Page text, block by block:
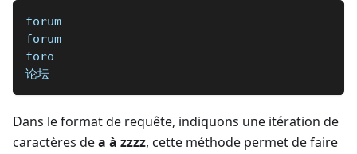
forum
forum
foro
论坛
Dans le format de requête, indiquons une itération de
caractères dea à zzzz, cette méthode permet de faire